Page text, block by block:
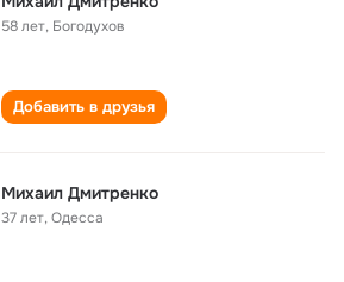
58 лет, Богодухов
Добавить в друзья
Михаил Дмитренко
37 лет,Одесса